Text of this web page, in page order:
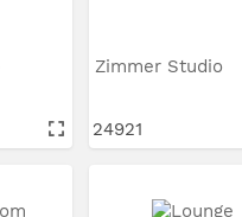
Zimmer Studio
24921